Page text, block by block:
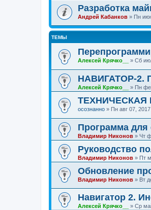
Разработка
Андрей Кабанков » Пн
ТЕМЫ
Алексей Крячко__ » Сб
НАВИГАТОР-2.
Алексей Крячко__ » Пн
ТЕХНИЧЕСКАЯ
осознанно » Пн авг 07,
Программа для
Владимир Никонов » Чт
Руководство
Владимир Никонов » Пт
Обновление
Владимир Никонов » Вт
Навигатор 2.
Алексей Крячко__ » Ср